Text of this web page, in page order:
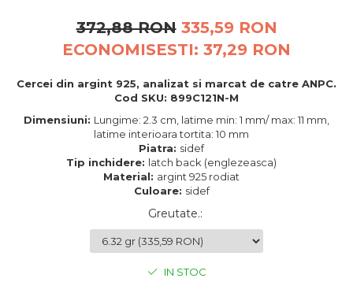
372,88 RON 335,59 RON
ECONOMISESTI: 37,29 RON
Cercei din argint 925, analizat si marcat de catre ANPC.
Cod SKU: 899C121N-M
Dimensiuni: Lungime: 2.3 cm, latime min: 1 mm/ max: 11 mm,
latime interioara tortita: 10 mm
Piatra: sidef
Tip inchidere: latch back (englezeasca)
Material: argint 925 rodiat
Culoare: sidef
Greutate.:
IN STOC